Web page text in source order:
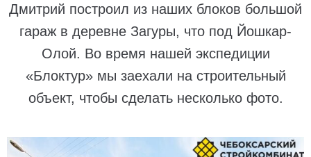
Дмитрий построил из наших блоков большой
гараж в деревне Загуры, что под Йошкар-
Олой. Во время нашей экспедиции
«Блоктур» мы заехали на строительный
объект, чтобы сделать несколько фото.